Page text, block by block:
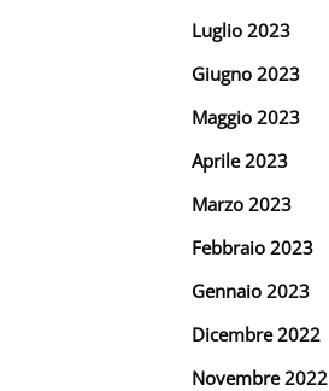
Luglio 2023
Giugno 2023
Maggio 2023
Aprile 2023
Marzo 2023
Febbraio 2023
Gennaio 2023
Dicembre 2022
Novembre 2022